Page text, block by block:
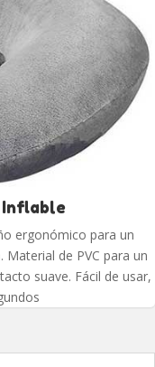
Inflable
ergonómico para un
de PVC para un
suave. Fácil de usar,